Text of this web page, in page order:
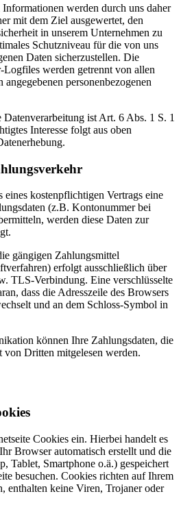
werden durch uns daher
mit dem Ziel ausgewertet, den
in unserem Unternehmen zu
Schutzniveau für die von uns
Daten sicherzustellen. Die
Logfiles werden getrennt von allen
personenbezogenen
ist Art. 6 Abs. 1 S. 1
Interesse folgt aus oben
eines kostenpflichtigen Vertrags eine
(z.B. Kontonummer bei
werden diese Daten zur
gängigen Zahlungsmittel
erfolgt ausschließlich über
TLS-Verbindung. Eine verschlüsselte
dass die Adresszeile des Browsers
und an dem Schloss-Symbol in
können Ihre Zahlungsdaten, die
von Dritten mitgelesen werden.
Cookies ein. Hierbei handelt es
Browser automatisch erstellt und die
Tablet, Smartphone o.ä.) gespeichert
besuchen. Cookies richten auf Ihrem
enthalten keine Viren, Trojaner oder